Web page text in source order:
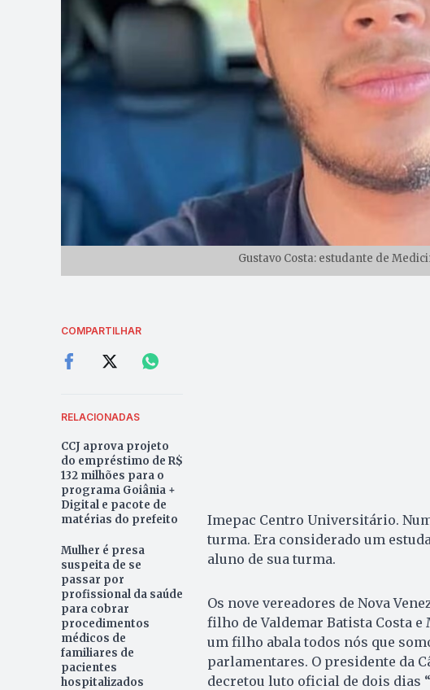
Gustavo Costa: estudante de
COMPARTILHAR
RELACIONADAS
CCJ aprova projeto
do empréstimo de R$
132 milhões para o
programa Goiânia +
Digital e pacote de
matérias do prefeito
Mulher é presa
suspeita de se
passar por
profissional da saúde
para cobrar
procedimentos
médicos de
familiares de
pacientes
hospitalizados
Imepac Centro Universitário.
turma. Era considerado um
aluno de sua turma.
Os nove vereadores de Nova
filho de Valdemar Batista Costa e
um filho abala todos nós que
parlamentares. O presidente da
decretou luto oficial de dois dias